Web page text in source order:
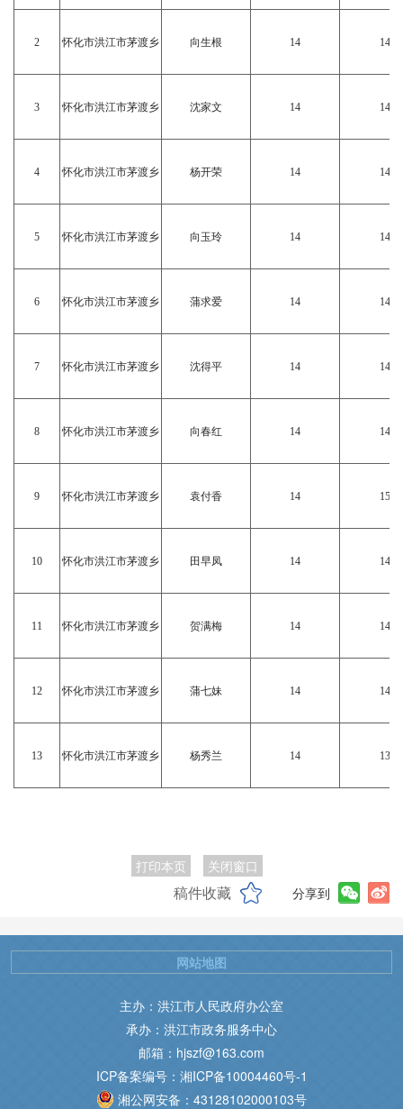
2 怀化市洪江市茅渡乡 向生根 14 14
3 怀化市洪江市茅渡乡 沈家文 14 14
4 怀化市洪江市茅渡乡 杨开荣 14 14
5 怀化市洪江市茅渡乡 向玉玲 14 14
6 怀化市洪江市茅渡乡 蒲求爱 14 14
7 怀化市洪江市茅渡乡 沈得平 14 14
8 怀化市洪江市茅渡乡 向春红 14 14
9 怀化市洪江市茅渡乡 袁付香 14 15
10 怀化市洪江市茅渡乡 田早凤 14 14
11 怀化市洪江市茅渡乡 贺满梅 14 14
12 怀化市洪江市茅渡乡 蒲七妹 14 14
13 怀化市洪江市茅渡乡 杨秀兰 14 13
打印本页 关闭窗口
稿件收藏 分享到
主办：洪江市人民政府办公室
承办：洪江市政务服务中心
邮箱：hjszf@163.com
ICP备案编号：湘ICP备10004460号-1
湘公网安备：43128102000103号
网站地图